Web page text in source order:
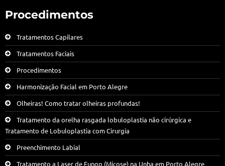
Procedimentos
Tratamentos Capilares
Tratamentos Faciais
Procedimentos
Harmonização Facial em Porto Alegre
Olheiras! Como tratar olheiras profundas!
Tratamento da orelha rasgada lobuloplastia não cirúrgica e
Tratamento de Lobuloplastia com Cirurgia
Preenchimento Labial
Tratamento a Laser de Fungo (Micose) na Unha em Porto Alegre